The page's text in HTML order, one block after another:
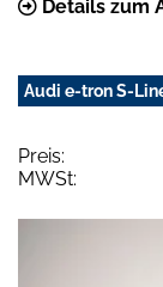
Details zum
Audi e-tron S-
Preis:
MWSt: